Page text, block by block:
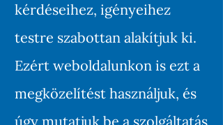
kérdéseihez, igényeihez
testre szabottan alakítjuk ki.
Ezért weboldalunkon is ezt a
megközelítést használjuk, és
úgy mutatjuk be a szolgáltatás